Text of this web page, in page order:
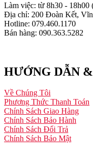
Làm việc: từ 8h30 -
Địa chỉ: 200 Đoàn Kết,
Hotline: 079.460.1170
Bán hàng: 090.363.5282
HƯỚNG DẪN
Về Chúng Tôi
Phương Thức Thanh Toán
Chính Sách Giao Hàng
Chính Sách Bảo Hành
Chính Sách Đổi Trả
Chính Sách Bảo Mật